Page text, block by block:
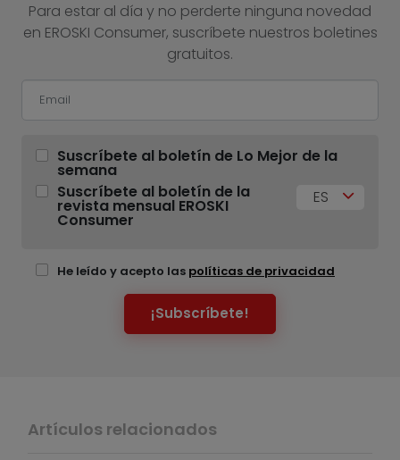
Para estar al día y no perderte ninguna novedad
en EROSKI Consumer, suscríbete nuestros boletines
gratuitos.
Suscríbete al boletín de Lo Mejor de la
semana
Suscríbete al boletín de la
revista mensual EROSKI
Consumer
ES
He leído y acepto las políticas de privacidad
¡Subscríbete!
Artículos relacionados